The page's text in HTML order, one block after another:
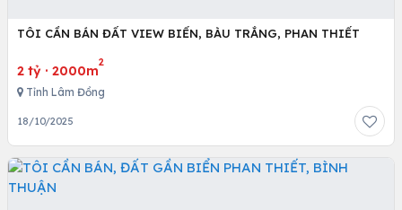
TÔI CẦN BÁN ĐẤT VIEW BIỂN, BÀU TRẮNG, PHAN THIẾT
2 tỷ · 2000m
2
Tỉnh Lâm Đồng
18/10/2025